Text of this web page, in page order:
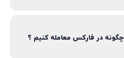
چگونه در فارکس معامله کنیم ؟